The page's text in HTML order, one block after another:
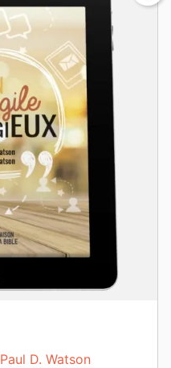
Paul D. Watson